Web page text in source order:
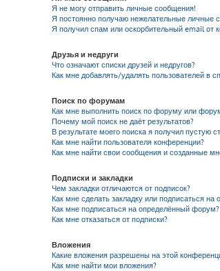
Я не могу отправить личные сообщения!
Я постоянно получаю нежелательные личные
Я получил спам или оскорбительный email от
Друзья и недруги
Что означают списки друзей и недругов?
Как мне добавлять/удалять пользователей в
Поиск по форумам
Как мне выполнить поиск по форуму или
Почему мой поиск не даёт результатов?
В результате моего поиска я получил пустую
Как мне найти пользователя конференции?
Как мне найти свои сообщения и созданные
Подписки и закладки
Чем закладки отличаются от подписок?
Как мне сделать закладку или подписаться на
Как мне подписаться на определённый форум?
Как мне отказаться от подписки?
Вложения
Какие вложения разрешены на этой
Как мне найти мои вложения?